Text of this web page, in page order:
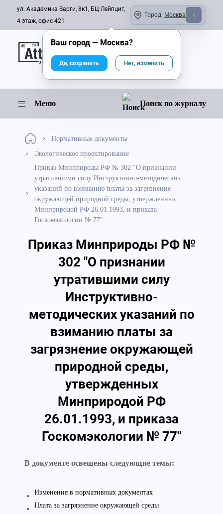
ул. Академика Варги, 8к1, БЦ Лейпциг,
4 этаж, офис 421
Город: Москва
Онлайн-журнал
Меню Поиск по журналу
Нормативные документы
Экологическое проектирование
Приказ Минприроды РФ № 302 "О признании
утратившими силу Инструктивно-методических
указаний по взиманию платы за загрязнение
окружающей природной среды, утвержденных
Минприродой РФ 26.01.1993, и приказа
Госкомэкологии № 77"
Приказ Минприроды РФ №
302 "О признании
утратившими силу
Инструктивно-
методических указаний по
взиманию платы за
загрязнение окружающей
природной среды,
утвержденных
Минприродой РФ
26.01.1993, и приказа
Госкомэкологии № 77"
В документе освещены следующие темы:
Изменения в нормативных документах
Плата за загрязнение окружающей среды
Ваш город — Москва?
Да, сохранить Нет, изменить